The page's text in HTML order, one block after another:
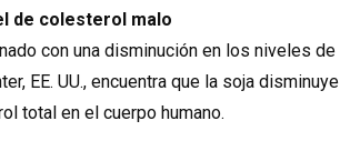
de colesterol malo
con una disminución en los niveles de
EE. UU., encuentra que la soja disminuye
total en el cuerpo humano.